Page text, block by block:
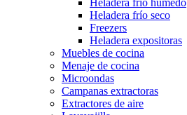
Heladera frío húmedo
Heladera frío seco
Freezers
Heladera expositoras
Muebles de cocina
Menaje de cocina
Microondas
Campanas extractoras
Extractores de aire